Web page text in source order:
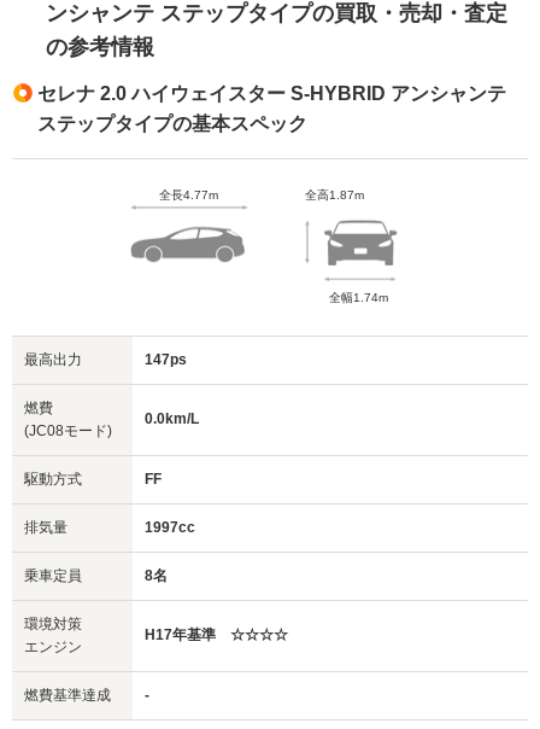
ンシャンテ ステップタイプの買取・売却・査定
の参考情報
セレナ 2.0 ハイウェイスター S-HYBRID アンシャンテ
ステップタイプの基本スペック
全長4.77m 全高1.87m
全幅1.74m
最高出力 147ps
燃費
(JC08モード)
0.0km/L
駆動方式 FF
排気量 1997cc
乗車定員 8名
環境対策
エンジン
H17年基準 ☆☆☆☆
燃費基準達成 -